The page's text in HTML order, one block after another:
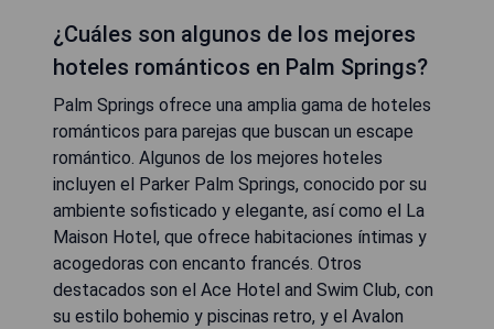
¿Cuáles son algunos de los mejores
hoteles románticos en Palm Springs?
Palm Springs ofrece una amplia gama de hoteles
románticos para parejas que buscan un escape
romántico. Algunos de los mejores hoteles
incluyen el Parker Palm Springs, conocido por su
ambiente sofisticado y elegante, así como el La
Maison Hotel, que ofrece habitaciones íntimas y
acogedoras con encanto francés. Otros
destacados son el Ace Hotel and Swim Club, con
su estilo bohemio y piscinas retro, y el Avalon